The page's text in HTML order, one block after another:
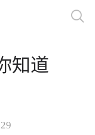
知道